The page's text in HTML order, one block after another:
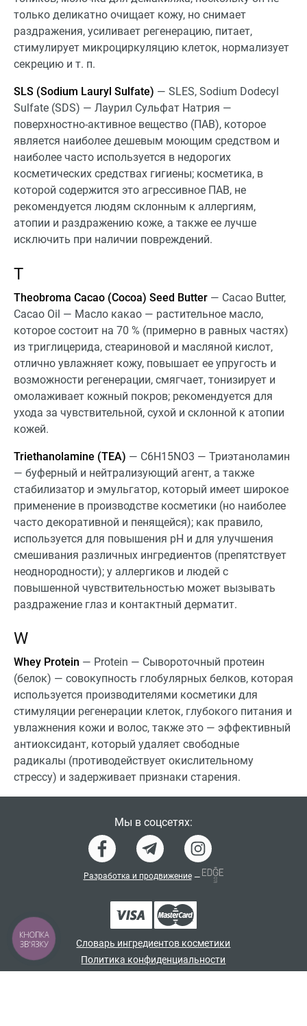
только деликатно очищает кожу, но снимает
раздражения, усиливает регенерацию, питает,
стимулирует микроциркуляцию клеток, нормализует
секрецию и т. п.
SLS (Sodium Lauryl Sulfate) — SLES, Sodium Dodecyl
Sulfate (SDS) — Лаурил Сульфат Натрия —
поверхностно-активное вещество (ПАВ), которое
является наиболее дешевым моющим средством и
наиболее часто используется в недорогих
косметических средствах гигиены; косметика, в
которой содержится это агрессивное ПАВ, не
рекомендуется людям склонным к аллергиям,
атопии и раздражению коже, а также ее лучше
исключить при наличии повреждений.
T
Theobroma Cacao (Cocoa) Seed Butter — Cacao Butter,
Cacao Oil — Масло какао — растительное масло,
которое состоит на 70 % (примерно в равных частях)
из триглицерида, стеариновой и масляной кислот,
отлично увлажняет кожу, повышает ее упругость и
возможности регенерации, смягчает, тонизирует и
омолаживает кожный покров; рекомендуется для
ухода за чувствительной, сухой и склонной к атопии
кожей.
Triethanolamine (TEA) — C6H15NO3 — Триэтаноламин
— буферный и нейтрализующий агент, а также
стабилизатор и эмульгатор, который имеет широкое
применение в производстве косметики (но наиболее
часто декоративной и пенящейся); как правило,
используется для повышения pH и для улучшения
смешивания различных ингредиентов (препятствует
неоднородности); у аллергиков и людей с
повышенной чувствительностью может вызывать
раздражение глаз и контактный дерматит.
W
Whey Protein — Protein — Сывороточный протеин
(белок) — совокупность глобулярных белков, которая
используется производителями косметики для
стимуляции регенерации клеток, глубокого питания и
увлажнения кожи и волос, также это — эффективный
антиоксидант, который удаляет свободные
радикалы (противодействует окислительному
стрессу) и задерживает признаки старения.
Словарь ингредиентов косметики
Политика конфиденциальности
Мы в соцсетях:
Разработка и продвижение —
КНОПКА
ЗВ'ЯЗКУ